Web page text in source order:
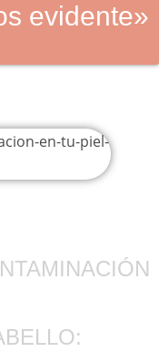
evidente»